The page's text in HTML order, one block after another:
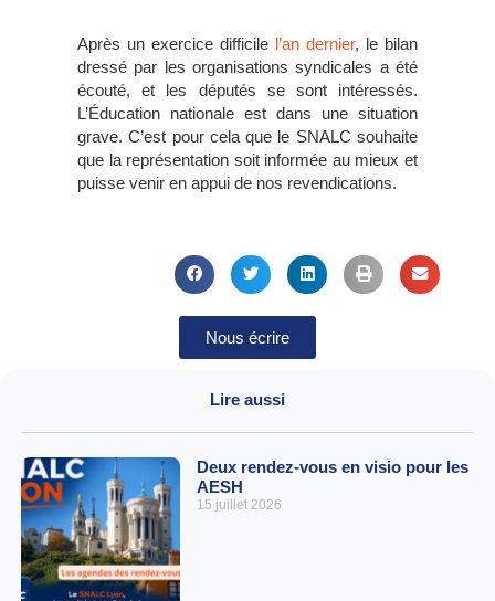
Après un exercice difficile l’an dernier, le bilan
dressé par les organisations syndicales a été
écouté, et les députés se sont intéressés.
L’Éducation nationale est dans une situation
grave. C’est pour cela que le SNALC souhaite
que la représentation soit informée au mieux et
puisse venir en appui de nos revendications.
Nous écrire
Lire aussi
Deux rendez-vous en visio pour les
AESH
15 juillet 2026